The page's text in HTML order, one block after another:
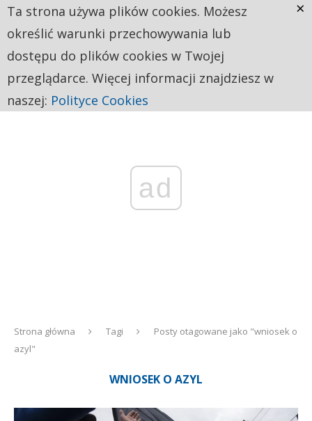
ad
Strona główna Tagi
Posty otagowane jako "wniosek o
azyl"
WNIOSEK O AZYL
Ta strona używa plików cookies. Możesz
określić warunki przechowywania lub
dostępu do plików cookies w Twojej
przeglądarce. Więcej informacji znajdziesz w
naszej: Polityce Cookies
×